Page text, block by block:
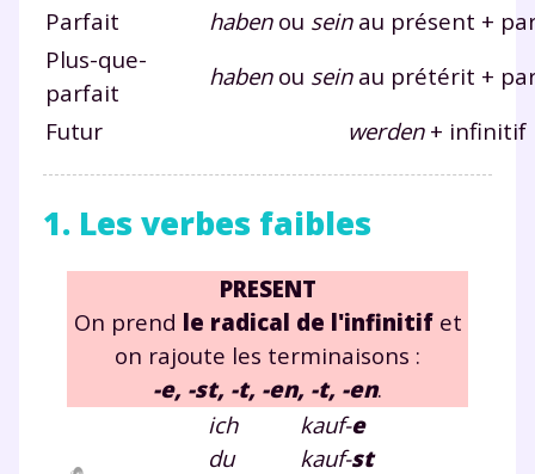
Parfait
habenou seinau présent +
Plus-que-
parfait
habenou seinau prétérit +
Futur
werden+ infinitif
1. Les verbes faibles
PRESENT
On prend le radical de l'infinitifet
on rajoute les terminaisons :
-e, -st, -t, -en, -t, -en.
ich
du
kauf-e
kauf-st